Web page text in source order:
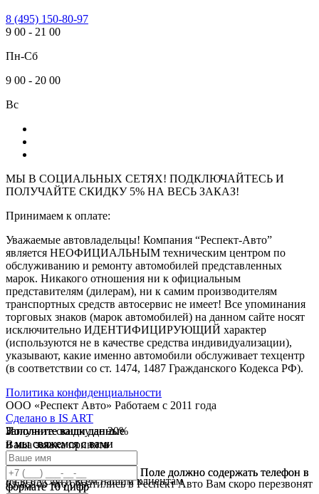
8 (495) 150-80-97
9 00 - 21 00
Пн-Сб
9 00 - 20 00
Вс
МЫ В СОЦИАЛЬНЫХ СЕТЯХ! ПОДКЛЮЧАЙТЕСЬ И
ПОЛУЧАЙТЕ СКИДКУ 5% НА ВЕСЬ ЗАКАЗ!
Принимаем к оплате:
Уважаемые автовладельцы! Компания “Респект-Авто”
является НЕОФИЦИАЛЬНЫМ техническим центром по
обслуживанию и ремонту автомобилей представленных
марок. Никакого отношения ни к официальным
представителям (дилерам), ни к самим производителям
транспортных средств автосервис не имеет! Все упоминания
торговых знаков (марок автомобилей) на данном сайте носят
исключительно ИДЕНТИФИЦИРУЮЩИЙ характер
(используются не в качестве средства индивидуализации),
указывают, какие именно автомобили обслуживает техцентр
(в соответствии со ст. 1474, 1487 Гражданского Кодекса РФ).
Политика конфиденциальности
ООО «Респект Авто» Работаем с 2011 года
Сделано в IS ART
Заполните ваши данные
и мы свяжемся с вами
Поле должно содержать телефон в
формате 10 цифр
Получите скидку до 20%
В течении 10 дней
мы предоставляем скидку
на все услуги всем нашим клиентам
Заполните ваши данные
и мы свяжемся с вами
Поле должно содержать телефон в
формате 10 цифр
✓
Ваша заявка принята
✓
Ваш ответ принят
Спасибо что обратились в Респект Авто Вам скоро перезвонят